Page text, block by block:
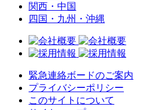
関西・中国
四国・九州・沖縄
緊急連絡ボードのご案内
プライバシーポリシー
このサイトについて